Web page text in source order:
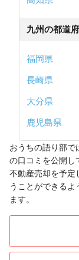
九州の都道
福岡県
長崎県
大分県
鹿児島県
おうちの語り部で
の口コミを公開し
不動産売却を予定
うことができる
ます。